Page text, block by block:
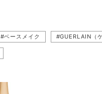
#ベースメイク #GUERLAIN（ゲ